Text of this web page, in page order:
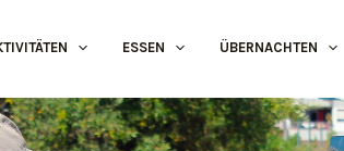
ESSEN ÜBERNACHTEN